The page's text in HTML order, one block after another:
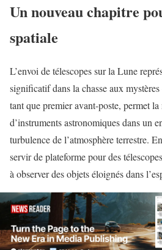
Un nouveau chapitre
spatiale
L’envoi de télescopes sur la Lune
significatif dans la chasse aux
tant que premier avant-poste, permet la
d’instruments astronomiques dans un
turbulence de l’atmosphère terrestre.
servir de plateforme pour des
à observer des objets éloignés dans